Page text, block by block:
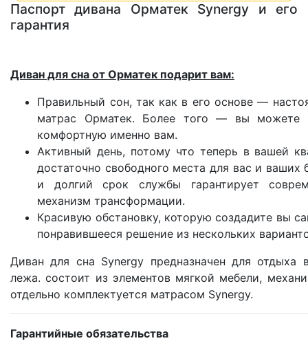
Open submenu (Основания)
Основания
Детские кровати
Шкафы
О компании
Контакты
Доставка по городу
Паспорт дивана Орматек Synergy и его
гарантия
Диван для сна от Орматек подарит вам:
Правильный сон, так как в его основе —
матрас Орматек. Более того — вы можете
комфортную именно вам.
Активный день, потому что теперь в вашей
достаточно свободного места для вас и ваших
и долгий срок службы гарантирует
механизм трансформации.
Красивую обстановку, которую создадите вы
понравившееся решение из нескольких
Диван для сна Synergy предназначен для
лежа. состоит из элементов мягкой мебели,
отдельно комплектуется матрасом Synergy.
Гарантийные обязательства